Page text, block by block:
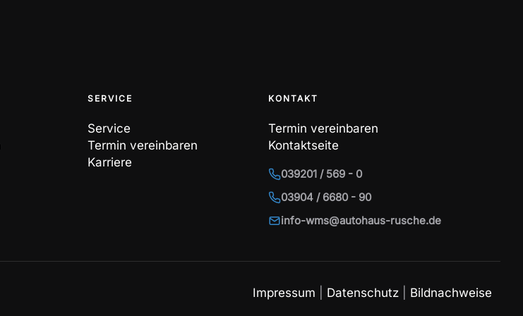
SERVICE
Service
Termin vereinbaren
Karriere
KONTAKT
Termin vereinbaren
Kontaktseite
039201 / 569 - 0
03904 / 6680 - 90
info-wms@autohaus-rusche.de
Impressum Datenschutz Bildnachweise